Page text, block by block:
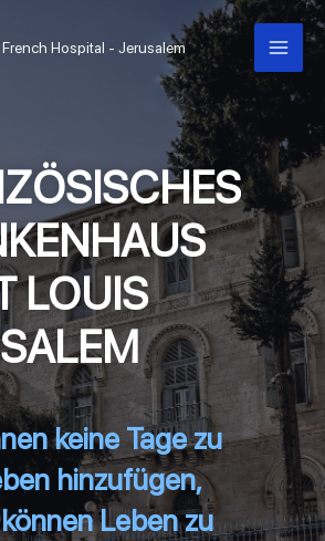
Hospital - Jerusalem
LOUIS
keine Tage zu
hinzufügen,
Leben zu